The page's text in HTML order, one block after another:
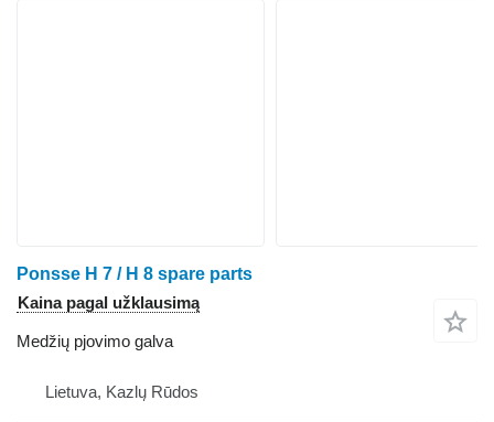
Ponsse H 7 / H 8 spare parts
Kaina pagal užklausimą
Medžių pjovimo galva
Lietuva, Kazlų Rūdos